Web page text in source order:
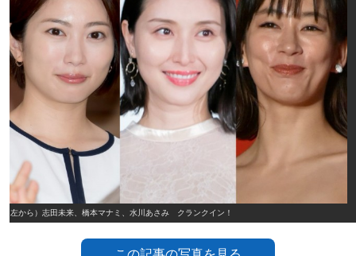
（左から）志田未来、橋本マナミ、水川あさみ クランクイン！